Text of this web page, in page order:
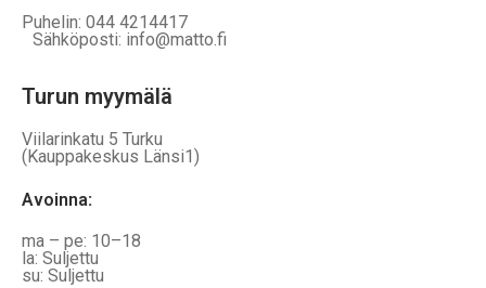
Puhelin: 044 4214417
Sähköposti: info@matto.fi
Turun myymälä
Viilarinkatu 5 Turku
(Kauppakeskus Länsi1)
Avoinna:
ma – pe: 10–18
la: Suljettu
su: Suljettu